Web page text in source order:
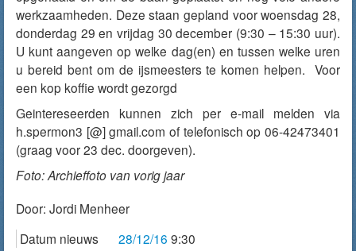
werkzaamheden. Deze staan gepland voor woensdag 28,
donderdag 29 en vrijdag 30 december (9:30 – 15:30 uur).
U kunt aangeven op welke dag(en) en tussen welke uren
u bereid bent om de ijsmeesters te komen helpen. Voor
een kop koffie wordt gezorgd
Geintereseerden kunnen zich per e-mail melden via
h.spermon3 [@] gmail.com of telefonisch op 06-42473401
(graag voor 23 dec. doorgeven).
Foto: Archieffoto van vorig jaar
Door: Jordi Menheer
Datum nieuws
28/12/16 9:30